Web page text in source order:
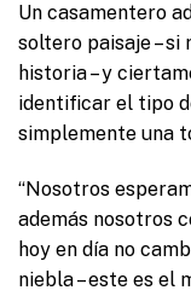
Un casamentero
soltero paisaje – si
historia – y
identificar el tipo
simplemente una
“Nosotros
además nosotros
hoy en día no
niebla – este es el